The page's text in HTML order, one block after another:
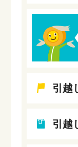
引越
引越